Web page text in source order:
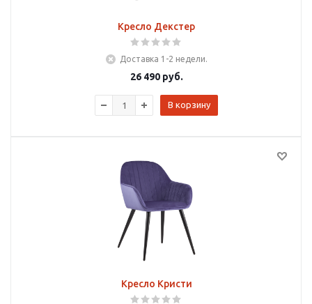
Кресло Декстер
Доставка 1-2 недели.
26 490руб.
В корзину
Кресло Кристи